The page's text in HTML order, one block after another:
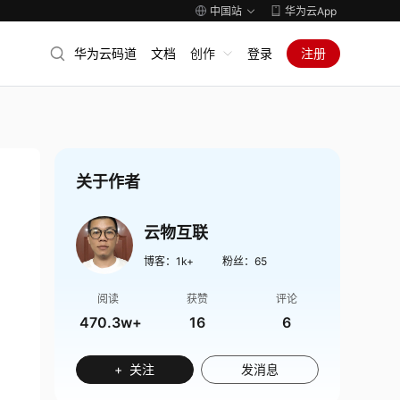
中国站 华为云App
华为云码道 文档 创作 登录 注册
关于作者
云物互联
博客： 1k+ 粉丝： 65
阅读
470.3w+
获赞
16
评论
6
+ 关注 发消息